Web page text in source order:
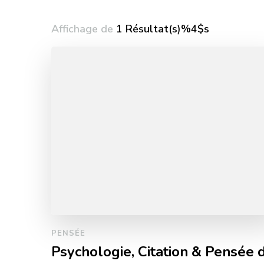
Affichage de 1 Résultat(s)%4$s
PENSÉE
Psychologie, Citation & Pensée